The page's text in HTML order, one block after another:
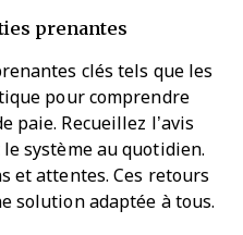
prenantes
clés tels que les
pour comprendre
paie. Recueillez l’avis
système au quotidien.
et attentes. Ces retours
solution adaptée à tous.